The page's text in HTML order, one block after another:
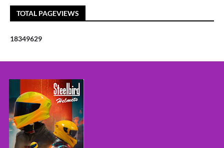
TOTAL PAGEVIEWS
18349629